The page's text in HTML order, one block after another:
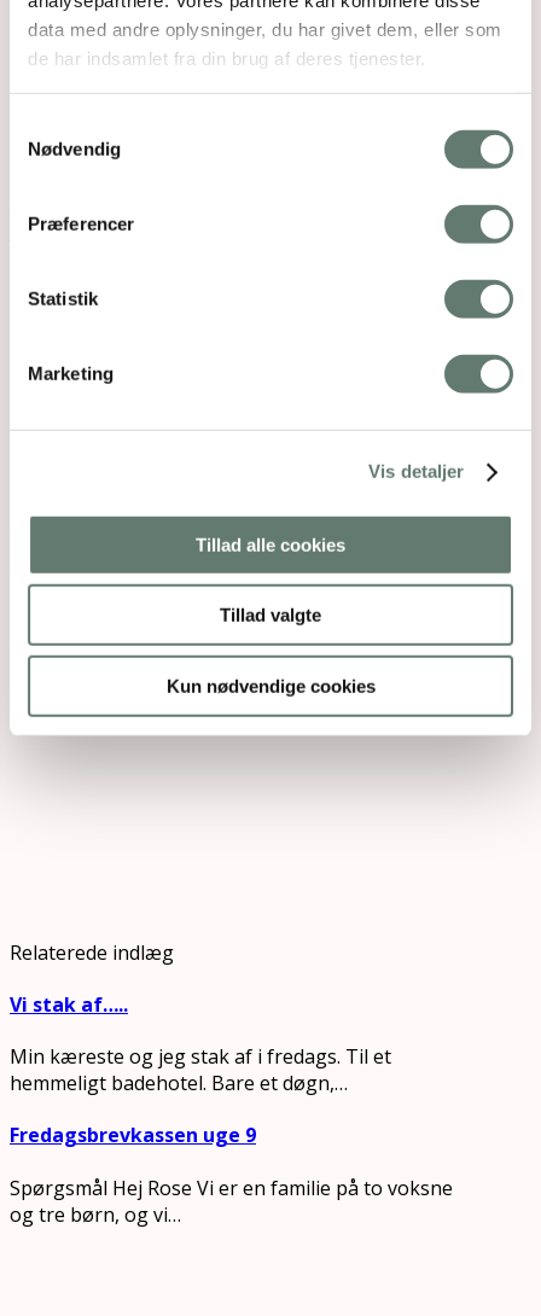
data med andre oplysninger, du har givet dem, eller som
de har indsamlet fra din brug af deres tjenester.
Nødvendig
Præferencer
Statistik
Marketing
Vis detaljer
Tillad alle cookies
Tillad valgte
Kun nødvendige cookies
18131383003616293
Relaterede indlæg
Vi stak af…..
Min kæreste og jeg stak af i fredags. Til et
hemmeligt badehotel. Bare et døgn,…
Fredagsbrevkassen uge 9
Spørgsmål Hej Rose Vi er en familie på to voksne
og tre børn, og vi…